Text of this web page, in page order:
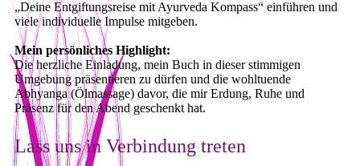
„Deine Entgiftungsreise mit Ayurveda Kompass“ einführen und
viele individuelle Impulse mitgeben.
Mein persönliches Highlight:
Die herzliche Einladung, mein Buch in dieser stimmigen
Umgebung präsentieren zu dürfen und die wohltuende
Abhyanga (Ölmassage) davor, die mir Erdung, Ruhe und
Präsenz für den Abend geschenkt hat.
Lass uns in Verbindung treten